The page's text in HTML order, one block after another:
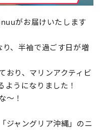
がお届けいたします
、半袖で過ごす日が増
おり、マリンアクティビ
ようになりました！
〜！
ジャングリア沖縄」のニ